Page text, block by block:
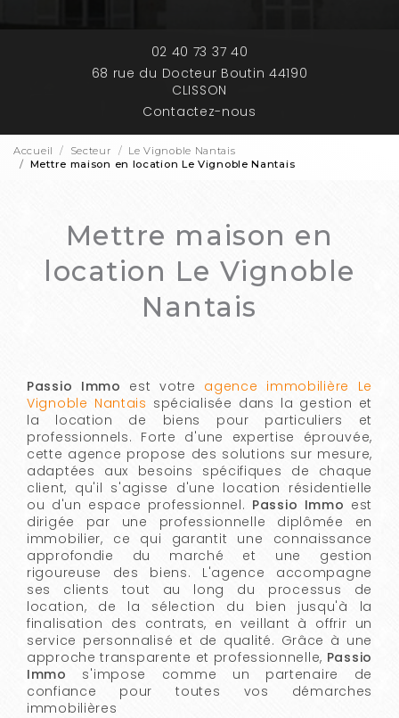
02 40 73 37 40
68 rue du Docteur Boutin 44190
CLISSON
Contactez-nous
Accueil Secteur
Le Vignoble Nantais
Mettre maison en location Le Vignoble Nantais
Mettre maison en
location Le Vignoble
Nantais
Passio Immo est votre agence immobilière Le
Vignoble Nantais spécialisée dans la gestion et
la location de biens pour particuliers et
professionnels. Forte d'une expertise éprouvée,
cette agence propose des solutions sur mesure,
adaptées aux besoins spécifiques de chaque
client, qu'il s'agisse d'une location résidentielle
ou d'un espace professionnel. Passio Immo est
dirigée par une professionnelle diplômée en
immobilier, ce qui garantit une connaissance
approfondie du marché et une gestion
rigoureuse des biens. L'agence accompagne
ses clients tout au long du processus de
location, de la sélection du bien jusqu'à la
finalisation des contrats, en veillant à offrir un
service personnalisé et de qualité. Grâce à une
approche transparente et professionnelle, Passio
Immo s'impose comme un partenaire de
confiance pour toutes vos démarches
immobilières